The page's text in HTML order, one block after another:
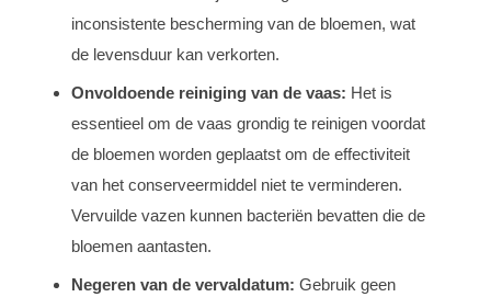
inconsistente bescherming van de bloemen, wat
de levensduur kan verkorten.
Onvoldoende reiniging van de vaas: Het is
essentieel om de vaas grondig te reinigen voordat
de bloemen worden geplaatst om de effectiviteit
van het conserveermiddel niet te verminderen.
Vervuilde vazen kunnen bacteriën bevatten die de
bloemen aantasten.
Negeren van de vervaldatum: Gebruik geen